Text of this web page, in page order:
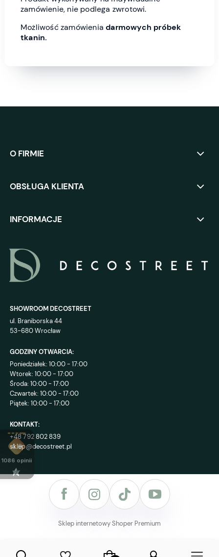
zamówienie, nie podlega zwrotowi.
Możliwość zamówieniadarmowych próbek
tkanin.
O FIRMIE
OBSŁUGA KLIENTA
INFORMACJE
SHOWROOM DECOSTREET
ul. Braniborska 44
53-680 Wrocław
GODZINY OTWARCIA:
Poniedziałek: 10:00 - 17:00
Wtorek: 10:00 - 17:00
Środa: 10:00 - 17:00
Czwartek: 10:00 - 17:00
Piątek: 10:00 - 17:00
KONTAKT:
+48 792 802 839
sklep@decostreet.pl
4.9
1086 opinii
Sklep internetowy Shoper Premium